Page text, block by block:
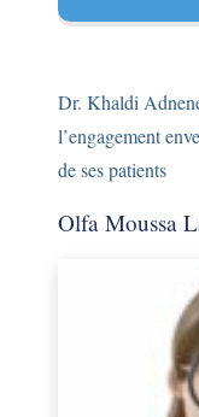
Dr. Khaldi
l’engagement
de ses patients
Olfa Moussa